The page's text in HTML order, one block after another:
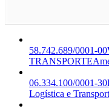
58.742.689/0001-00
TRANSPORTE
06.334.100/0001-30
Logística e